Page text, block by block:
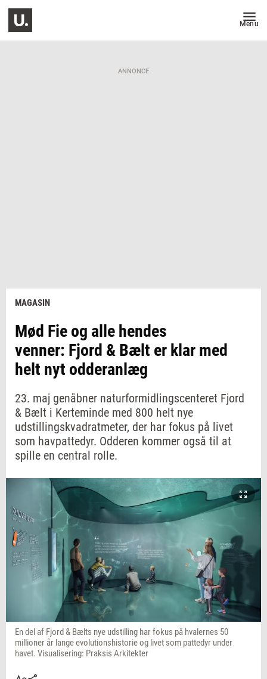
Menu
ANNONCE
MAGASIN
Mød Fie og alle hendes
venner: Fjord & Bælt er klar med
helt nyt odderanlæg
23. maj genåbner naturformidlingscenteret Fjord
& Bælt i Kerteminde med 800 helt nye
udstillingskvadratmeter, der har fokus på livet
som havpattedyr. Odderen kommer også til at
spille en central rolle.
En del af Fjord & Bælts nye udstilling har fokus på hvalernes 50
millioner år lange evolutionshistorie og livet som pattedyr under
havet. Visualisering: Praksis Arkitekter